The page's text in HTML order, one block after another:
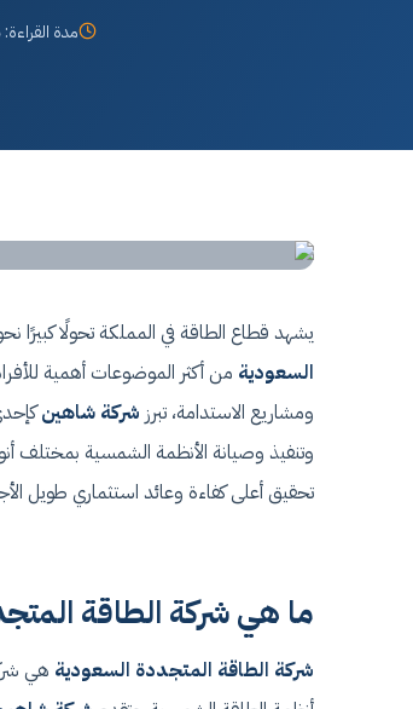
مدة القراءة: 6 دقائق
يشهد قطاع الطاقة في المملكة تحولًا كبيرًا
السعودية من أكثر الموضوعات أهمية
ومشاريع الاستدامة، تبرز شركة شاهين
وتنفيذ وصيانة الأنظمة الشمسية بمختلف
تحقيق أعلى كفاءة وعائد استثماري طويل
ما هي شركة الطاقة
شركة الطاقة المتجددة السعودية هي